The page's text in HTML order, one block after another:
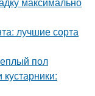
лучшие сорта
пол